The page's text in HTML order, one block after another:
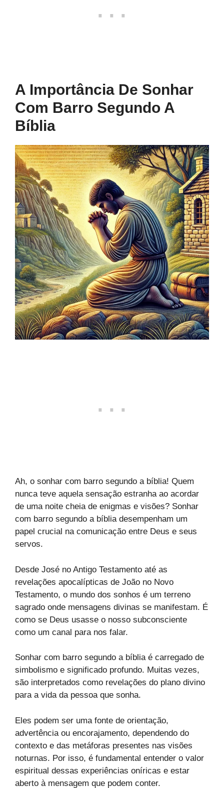
A Importância De Sonhar
Com Barro Segundo A
Bíblia
Ah, o sonhar com barro segundo a bíblia! Quem
nunca teve aquela sensação estranha ao acordar
de uma noite cheia de enigmas e visões? Sonhar
com barro segundo a bíblia desempenham um
papel crucial na comunicação entre Deus e seus
servos.
Desde José no Antigo Testamento até as
revelações apocalípticas de João no Novo
Testamento, o mundo dos sonhos é um terreno
sagrado onde mensagens divinas se manifestam. É
como se Deus usasse o nosso subconsciente
como um canal para nos falar.
Sonhar com barro segundo a bíblia é carregado de
simbolismo e significado profundo. Muitas vezes,
são interpretados como revelações do plano divino
para a vida da pessoa que sonha.
Eles podem ser uma fonte de orientação,
advertência ou encorajamento, dependendo do
contexto e das metáforas presentes nas visões
noturnas. Por isso, é fundamental entender o valor
espiritual dessas experiências oníricas e estar
aberto à mensagem que podem conter.